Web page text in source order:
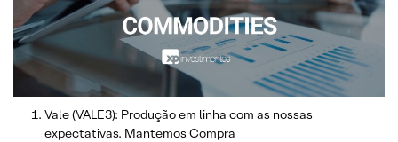
Vale (VALE3): Produção em linha com as nossas
expectativas. Mantemos Compra